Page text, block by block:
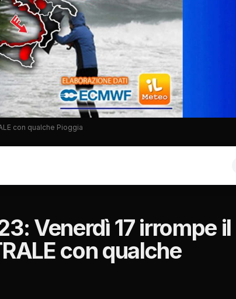
con qualche Pioggia
Venerdì 17 irrompe il
con qualche